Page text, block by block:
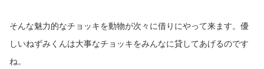
そんな魅力的なチョッキを動物が次々に借りにやって来ます。優
しいねずみくんは大事なチョッキをみんなに貸してあげるのです
ね。